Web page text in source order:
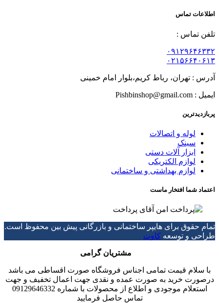
اطلاعات تماس
تلفن تماس :
۰۹۱۲۹۶۴۶۳۳۲
۰۲۱۵۶۶۴۰۶۱۳
آدرس : تهران، رباط کریم،بلوار امام خمینی
ایمیل : Pishbinshop@gmail.com
پربازدیدترین
لوله و اتصالات
سینک
ابزار آلات دستی
لوازم الکتریکی
لوازم بهداشتی و ساختمانی
اعتماد شما افتخار ماست
تمام حقوق برای هایپر ساختمانی و بازرگانی پیش بین محفوظ است.
طراحی و توسعه کاوت
مشتریان گرامی
با سلام قیمت تمامی اجناس فروشگاه صورت اقساطی می باشد
درصورت خرید به صورت عمده و نقدی جهت اعمال تخفیف و جهت
استعلام موجودی و اطلاع از محصولات با شماره 09129646332
تماس حاصل فرمایید